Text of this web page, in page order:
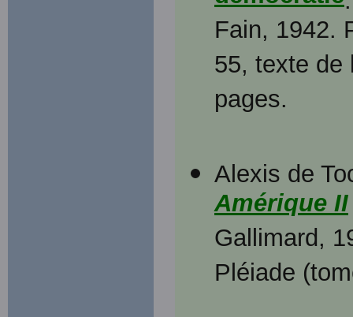
Fain, 1942.
55, texte de
pages.
Alexis de
Amérique II
Gallimard,
Pléiade